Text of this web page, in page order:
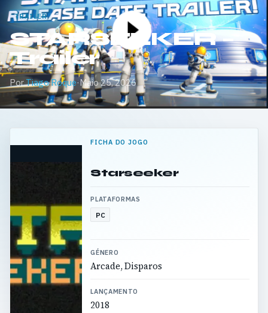
TRAILER
STARSEEKER –
Trailer
PorTiago Roque·Maio 25, 2026
FICHA DO JOGO
Starseeker
PLATAFORMAS
PC
GÉNERO
Arcade, Disparos
LANÇAMENTO
2018